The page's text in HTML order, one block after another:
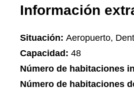
Información
Situación: Aeropuerto,
Capacidad: 48
Número de habitaciones
Número de habitaciones